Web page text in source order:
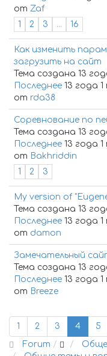
от Zaf
1
2 3 ... 16
Как изменить
загрузить на сайт
Тема создана 13
Последнее 13 года 1
от rda38
Соревнование по
Тема создана 13
Последнее 13 года 1
от Bakhriddin
1
2 3
My version of
Тема создана 13
Последнее 13 года 1
от damon
Замечательный
Тема создана 13
Последнее 13 года 1
от Breeze
1 2 3 4 5
Forum